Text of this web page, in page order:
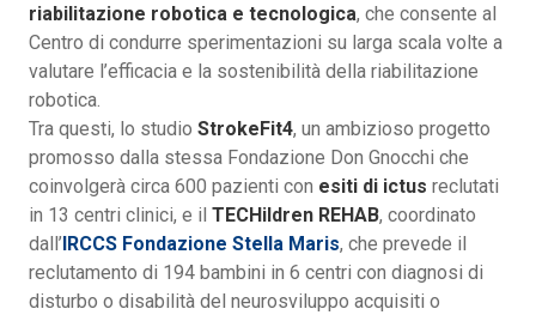
riabilitazione robotica e tecnologica, che consente al
Centro di condurre sperimentazioni su larga scala volte a
valutare l’efficacia e la sostenibilità della riabilitazione
robotica.
Tra questi, lo studio StrokeFit4, un ambizioso progetto
promosso dalla stessa Fondazione Don Gnocchi che
coinvolgerà circa 600 pazienti con esiti di ictus reclutati
in 13 centri clinici, e il TECHildren REHAB, coordinato
dall’IRCCS Fondazione Stella Maris, che prevede il
reclutamento di 194 bambini in 6 centri con diagnosi di
disturbo o disabilità del neurosviluppo acquisiti o